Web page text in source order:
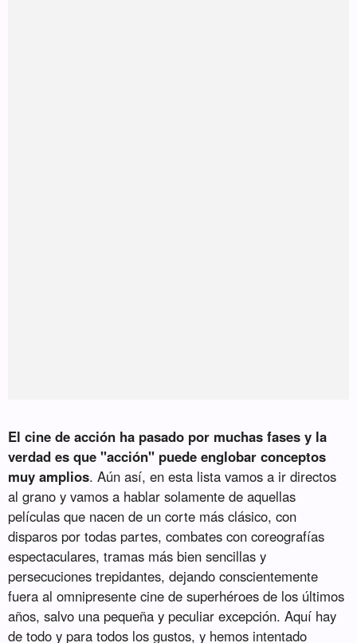
El cine de acción ha pasado por muchas fases y la
verdad es que "acción" puede englobar conceptos
muy amplios. Aún así, en esta lista vamos a ir directos
al grano y vamos a hablar solamente de aquellas
películas que nacen de un corte más clásico, con
disparos por todas partes, combates con coreografías
espectaculares, tramas más bien sencillas y
persecuciones trepidantes, dejando conscientemente
fuera al omnipresente cine de superhéroes de los últimos
años, salvo una pequeña y peculiar excepción. Aquí hay
de todo y para todos los gustos, y hemos intentado